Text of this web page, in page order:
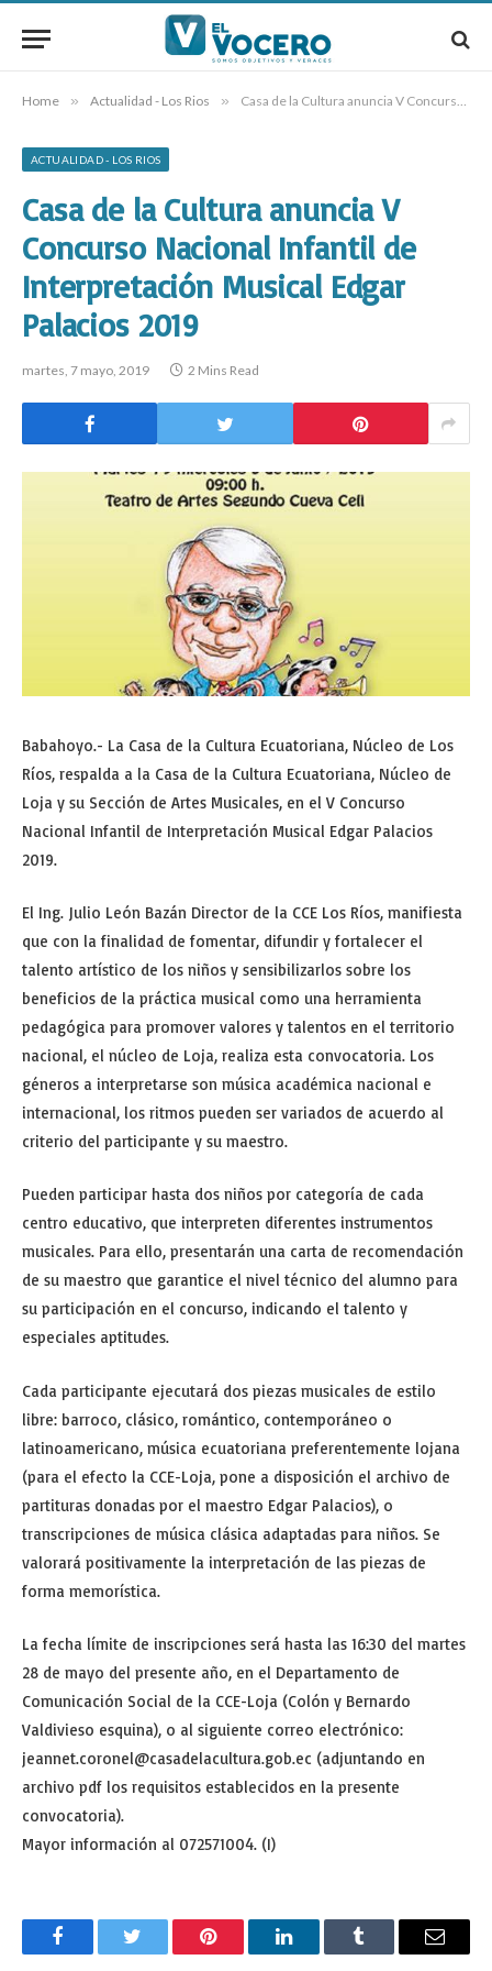
Home » Actualidad - Los Rios » Casa de la Cultura anuncia V Concurso Nacional Infantil de Interpretación Musical Edgar Palacios 2019
ACTUALIDAD - LOS RIOS
Casa de la Cultura anuncia V
Concurso Nacional Infantil de
Interpretación Musical Edgar
Palacios 2019
martes, 7 mayo, 2019 2 Mins Read
Babahoyo.- La Casa de la Cultura Ecuatoriana, Núcleo de Los
Ríos, respalda a la Casa de la Cultura Ecuatoriana, Núcleo de
Loja y su Sección de Artes Musicales, en el V Concurso
Nacional Infantil de Interpretación Musical Edgar Palacios
2019.
El Ing. Julio León Bazán Director de la CCE Los Ríos, manifiesta
que con la finalidad de fomentar, difundir y fortalecer el
talento artístico de los niños y sensibilizarlos sobre los
beneficios de la práctica musical como una herramienta
pedagógica para promover valores y talentos en el territorio
nacional, el núcleo de Loja, realiza esta convocatoria. Los
géneros a interpretarse son música académica nacional e
internacional, los ritmos pueden ser variados de acuerdo al
criterio del participante y su maestro.
Pueden participar hasta dos niños por categoría de cada
centro educativo, que interpreten diferentes instrumentos
musicales. Para ello, presentarán una carta de recomendación
de su maestro que garantice el nivel técnico del alumno para
su participación en el concurso, indicando el talento y
especiales aptitudes.
Cada participante ejecutará dos piezas musicales de estilo
libre: barroco, clásico, romántico, contemporáneo o
latinoamericano, música ecuatoriana preferentemente lojana
(para el efecto la CCE-Loja, pone a disposición el archivo de
partituras donadas por el maestro Edgar Palacios), o
transcripciones de música clásica adaptadas para niños. Se
valorará positivamente la interpretación de las piezas de
forma memorística.
La fecha límite de inscripciones será hasta las 16:30 del martes
28 de mayo del presente año, en el Departamento de
Comunicación Social de la CCE-Loja (Colón y Bernardo
Valdivieso esquina), o al siguiente correo electrónico:
jeannet.coronel@casadelacultura.gob.ec (adjuntando en
archivo pdf los requisitos establecidos en la presente
convocatoria).
Mayor información al 072571004. (I)
FacebookTwitter Pinterest LinkedInTumblr Email